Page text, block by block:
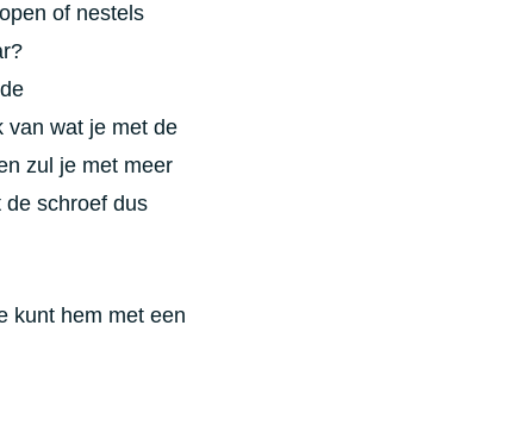
of nestels
van wat je met de
zul je met meer
de schroef dus
kunt hem met een